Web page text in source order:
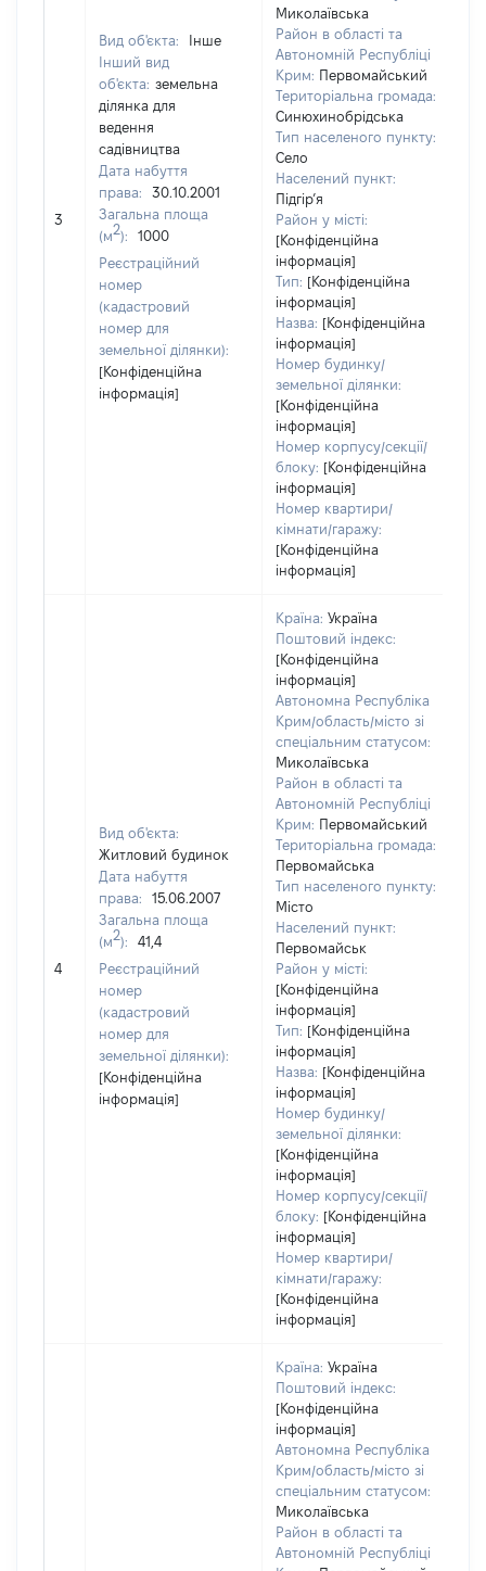
3
Вид об'єкта:
Інше
Інший вид
об'єкта: земельна
ділянка для
ведення
садівництва
Дата набуття
права:
30.10.2001
Загальна площа
(м2):
1000
Реєстраційний
номер
(кадастровий
номер для
земельної ділянки):
[Конфіденційна
інформація]
Миколаївська
Район в області та
Автономній Республіці
Крим: Первомайський
Територіальна громада:
Синюхинобрідська
Тип населеного пункту:
Село
Населений пункт:
Підгір’я
Район у місті:
[Конфіденційна
інформація]
Тип: [Конфіденційна
інформація]
Назва: [Конфіденційна
інформація]
Номер будинку/
земельної ділянки:
[Конфіденційна
інформація]
Номер корпусу/секції/
блоку: [Конфіденційна
інформація]
Номер квартири/
кімнати/гаражу:
[Конфіденційна
інформація]
4
Вид об'єкта:
Житловий будинок
Дата набуття
права:
15.06.2007
Загальна площа
(м2):
41,4
Реєстраційний
номер
(кадастровий
номер для
земельної ділянки):
[Конфіденційна
інформація]
Країна: Україна
Поштовий індекс:
[Конфіденційна
інформація]
Автономна Республіка
Крим/область/місто зі
спеціальним статусом:
Миколаївська
Район в області та
Автономній Республіці
Крим: Первомайський
Територіальна громада:
Первомайська
Тип населеного пункту:
Місто
Населений пункт:
Первомайськ
Район у місті:
[Конфіденційна
інформація]
Тип: [Конфіденційна
інформація]
Назва: [Конфіденційна
інформація]
Номер будинку/
земельної ділянки:
[Конфіденційна
інформація]
Номер корпусу/секції/
блоку: [Конфіденційна
інформація]
Номер квартири/
кімнати/гаражу:
[Конфіденційна
інформація]
Країна: Україна
Поштовий індекс:
[Конфіденційна
інформація]
Автономна Республіка
Крим/область/місто зі
спеціальним статусом:
Миколаївська
Район в області та
Автономній Республіці